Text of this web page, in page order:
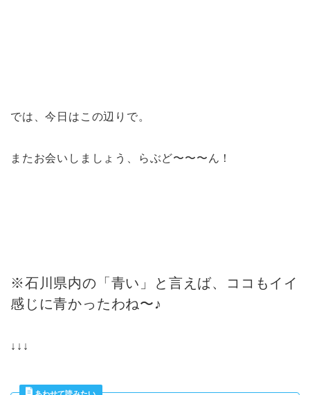
では、今日はこの辺りで。
またお会いしましょう、らぶど〜〜〜ん！
※石川県内の「青い」と言えば、ココもイイ
感じに青かったわね〜♪
↓↓↓